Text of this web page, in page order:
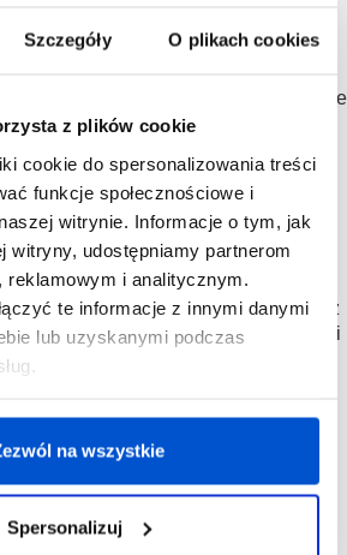
Szczegóły O plikach cookies
z plików cookie
cookie do spersonalizowania treści
funkcje społecznościowe i
witrynie. Informacje o tym, jak
witryny, udostępniamy partnerom
reklamowym i analitycznym.
te informacje z innymi danymi
lub uzyskanymi podczas
na wszystkie
Spersonalizuj
my umawiamy Cię na bezpłatną
zapytamy o Twoje cele
linii produkcyjnej. Na tej podstawie
do drewna, które najlepiej
Twojej linii produkcyjnej. Jeśli nie
Twoim oczekiwaniom, dowiesz się o
rekomendowane przez nas
drewna, które będą kompatybilne z
Poznasz ceny, parametry techniczne i
z inwestycji dla każdego modelu.
czas zamówienia i wdrożenia
podpisujemy umowę i
realizacji.